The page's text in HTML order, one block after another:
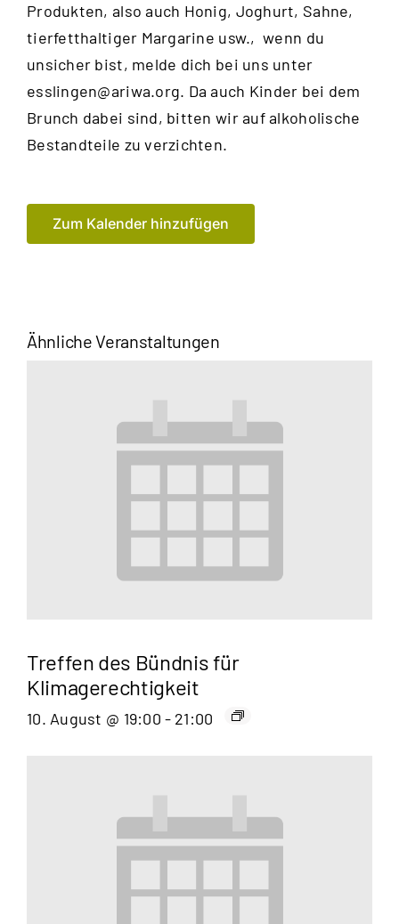
Produkten, also auch Honig, Joghurt, Sahne,
tierfetthaltiger Margarine usw., wenn du
unsicher bist, melde dich bei uns unter
esslingen@ariwa.org. Da auch Kinder bei dem
Brunch dabei sind, bitten wir auf alkoholische
Bestandteile zu verzichten.
Zum Kalender hinzufügen
Ähnliche Veranstaltungen
Treffen des Bündnis für
Klimagerechtigkeit
10. August @ 19:00 - 21:00